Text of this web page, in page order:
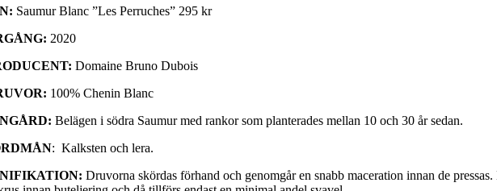
Saumur Blanc ”Les Perruches” 295 kr
2020
Domaine Bruno Dubois
100% Chenin Blanc
Belägen i södra Saumur med rankor som planterades mellan 10 och 30 år sedan.
: Kalksten och lera.
Druvorna skördas förhand och genomgår en snabb maceration innan de